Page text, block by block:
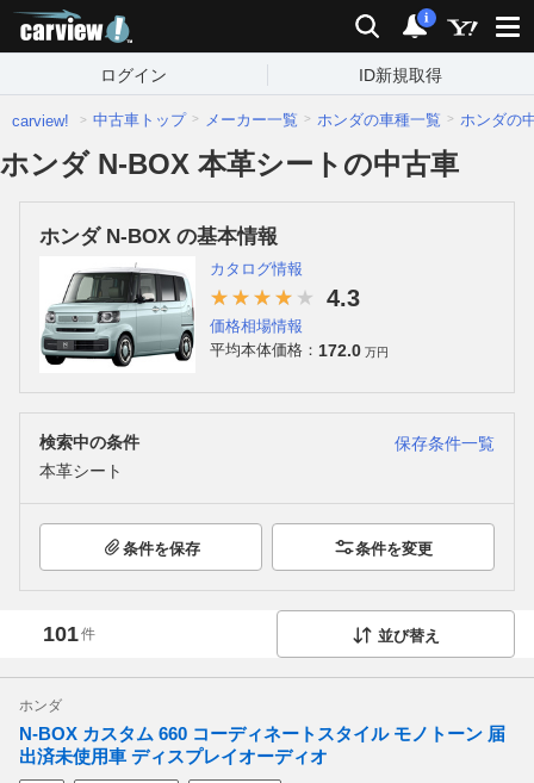
検索 通知
i
ログイン ID新規取得
carview! 中古車トップ メーカー一覧 ホンダの車種一覧 ホンダの
ホンダ N-BOX 本革シートの中古車
ホンダ N-BOX の基本情報
カタログ情報
4.3
価格相場情報
平均本体価格： 172.0 万円
検索中の条件
保存条件一覧
本革シート
条件を保存 条件を変更
101件 並び替え
ホンダ
N-BOX カスタム 660 コーディネートスタイル モノトーン 届
出済未使用車 ディスプレイオーディオ